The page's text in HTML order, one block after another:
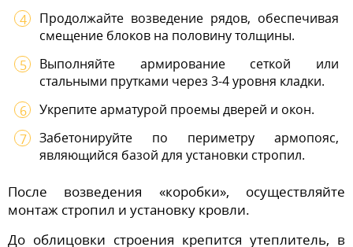
Продолжайте возведение рядов, обеспечивая
смещение блоков на половину толщины.
Выполняйте армирование сеткой или
стальными прутками через 3-4 уровня кладки.
Укрепите арматурой проемы дверей и окон.
Забетонируйте по периметру армопояс,
являющийся базой для установки стропил.
После возведения «коробки», осуществляйте
монтаж стропил и установку кровли.
До облицовки строения крепится утеплитель, в